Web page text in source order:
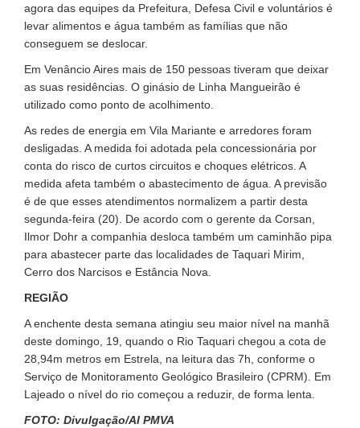
agora das equipes da Prefeitura, Defesa Civil e voluntários é
levar alimentos e água também as famílias que não
conseguem se deslocar.
Em Venâncio Aires mais de 150 pessoas tiveram que deixar
as suas residências. O ginásio de Linha Mangueirão é
utilizado como ponto de acolhimento.
As redes de energia em Vila Mariante e arredores foram
desligadas. A medida foi adotada pela concessionária por
conta do risco de curtos circuitos e choques elétricos. A
medida afeta também o abastecimento de água. A previsão
é de que esses atendimentos normalizem a partir desta
segunda-feira (20). De acordo com o gerente da Corsan,
Ilmor Dohr a companhia desloca também um caminhão pipa
para abastecer parte das localidades de Taquari Mirim,
Cerro dos Narcisos e Estância Nova.
REGIÃO
A enchente desta semana atingiu seu maior nível na manhã
deste domingo, 19, quando o Rio Taquari chegou a cota de
28,94m metros em Estrela, na leitura das 7h, conforme o
Serviço de Monitoramento Geológico Brasileiro (CPRM). Em
Lajeado o nível do rio começou a reduzir, de forma lenta.
FOTO: Divulgação/AI PMVA